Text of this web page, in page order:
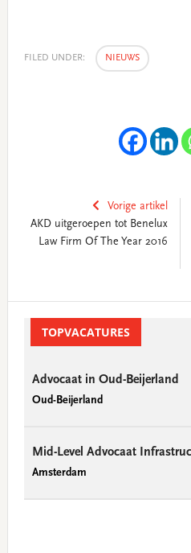
FILED UNDER: NIEUWS
Vorige artikel
AKD uitgeroepen tot Benelux
Law Firm Of The Year 2016
SidebarTOPVACATURES
Advocaat in Oud-Beijerland
Oud-Beijerland
Mid-Level Advocaat
Amsterdam